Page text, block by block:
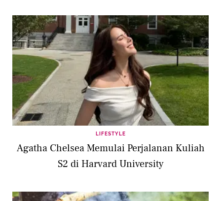
LIFESTYLE
Agatha Chelsea Memulai Perjalanan Kuliah
S2 di Harvard University